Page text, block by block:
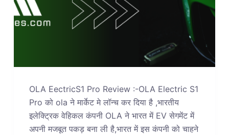
OLA EectricS1 Pro Review :-OLA Electric S1
Pro को ola ने मार्केट मे लॉन्च कर दिया है ,भारतीय
इलेक्ट्रिक वेहिकल कंपनी OLA ने भारत में EV सेगमेंट में
अपनी मजबूत पकड़ बना ली है,भारत में इस कंपनी को चाहने